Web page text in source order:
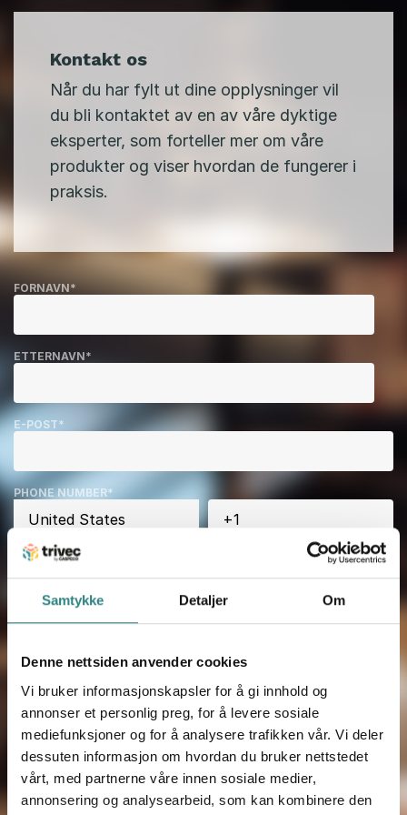
Samtykke Detaljer Om
Denne nettsiden anvender cookies
Vi bruker informasjonskapsler for å gi innhold og
annonser et personlig preg, for å levere sosiale
mediefunksjoner og for å analysere trafikken vår. Vi deler
dessuten informasjon om hvordan du bruker nettstedet
vårt, med partnerne våre innen sosiale medier,
annonsering og analysearbeid, som kan kombinere den
Kontakt os
Når du har fylt ut dine opplysninger vil
du bli kontaktet av en av våre dyktige
eksperter, som forteller mer om våre
produkter og viser hvordan de fungerer i
praksis.
FORNAVN*
ETTERNAVN*
E-POST*
PHONE NUMBER*
NAVN PÅ BEDRIFT
KOMMENTAR
HUR HITTADE DU OSS?*
Jeg godkjenner at Trivec lagrer og behandler mine
personopplysninger i henhold til beskrivelsen i